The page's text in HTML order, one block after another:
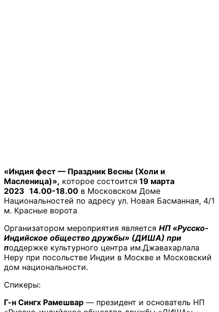
«Индия фест — Праздник Весны (Холи и
Масленица)», которое состоится 19 марта
2023 14.00-18.00 в Московском Доме
Национальностей по адресу ул. Новая Басманная, 4/1
м. Красные ворота
Организатором мероприятия является НП «Русско-
Индийское общество дружбы» (ДИША) при
поддержке культурного центра им.Джавахарлала
Неру при посольстве Индии в Москве и Московский
дом национальности.
Спикеры:
Г-н Сингх Рамешвар — президент и основатель НП